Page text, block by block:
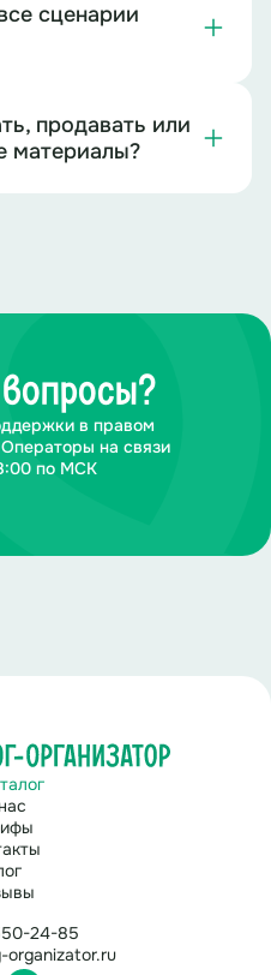
сценарии
продавать или
материалы?
в правом
на связи
по МСК
24-85
organizator.ru